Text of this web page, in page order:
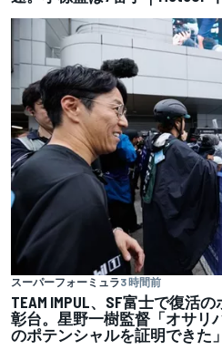
スーパーフォーミュラ3 時間前
TEAM IMPUL、SF富士で復活
彰台。星野一樹監督「オサリ
のポテンシャルを証明できた」